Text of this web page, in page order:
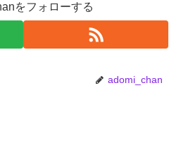
をフォローする
adomi_chan